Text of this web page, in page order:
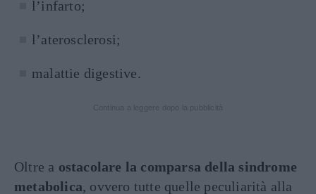
l’infarto;
l’aterosclerosi;
malattie digestive.
Oltre a ostacolare la comparsa della sindrome
metabolica, ovvero tutte quelle peculiarità alla